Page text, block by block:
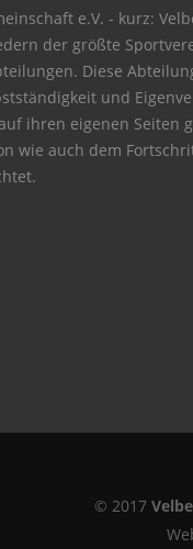
e.V. - kurz:
der größte
Diese
und
ihren eigenen Seiten
wie auch dem
© 2017